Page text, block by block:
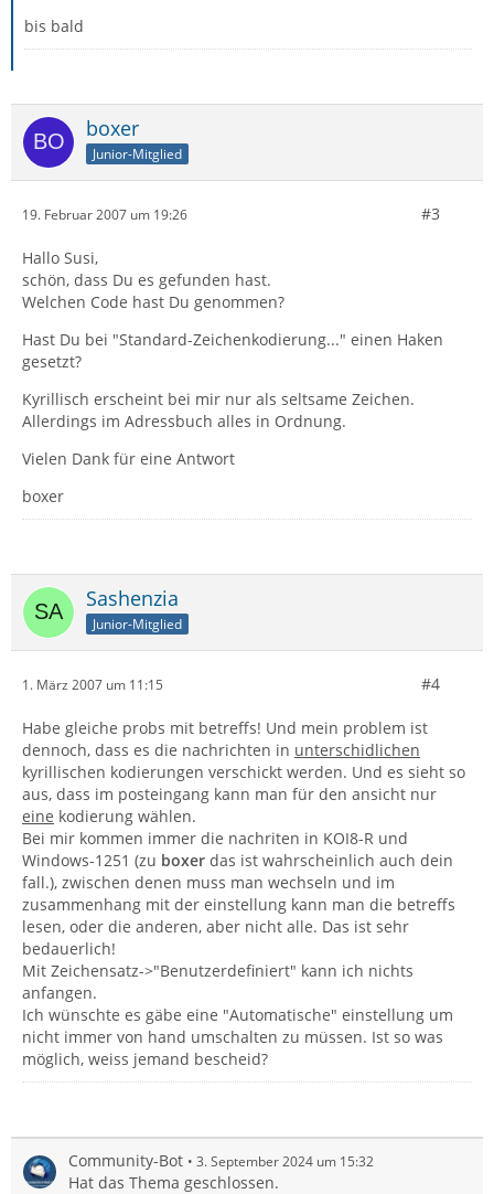
bis bald
boxer
Junior-Mitglied
19. Februar 2007 um 19:26 #3
Hallo Susi,
schön, dass Du es gefunden hast.
Welchen Code hast Du genommen?
Hast Du bei "Standard-Zeichenkodierung..." einen Haken
gesetzt?
Kyrillisch erscheint bei mir nur als seltsame Zeichen.
Allerdings im Adressbuch alles in Ordnung.
Vielen Dank für eine Antwort
boxer
Sashenzia
Junior-Mitglied
1. März 2007 um 11:15 #4
Habe gleiche probs mit betreffs! Und mein problem ist
dennoch, dass es die nachrichten in unterschidlichen
kyrillischen kodierungen verschickt werden. Und es sieht so
aus, dass im posteingang kann man für den ansicht nur
eine kodierung wählen.
Bei mir kommen immer die nachriten in KOI8-R und
Windows-1251 (zu boxer das ist wahrscheinlich auch dein
fall.), zwischen denen muss man wechseln und im
zusammenhang mit der einstellung kann man die betreffs
lesen, oder die anderen, aber nicht alle. Das ist sehr
bedauerlich!
Mit Zeichensatz->"Benutzerdefiniert" kann ich nichts
anfangen.
Ich wünschte es gäbe eine "Automatische" einstellung um
nicht immer von hand umschalten zu müssen. Ist so was
möglich, weiss jemand bescheid?
Community-Bot 3. September 2024 um 15:32
Hat das Thema geschlossen.